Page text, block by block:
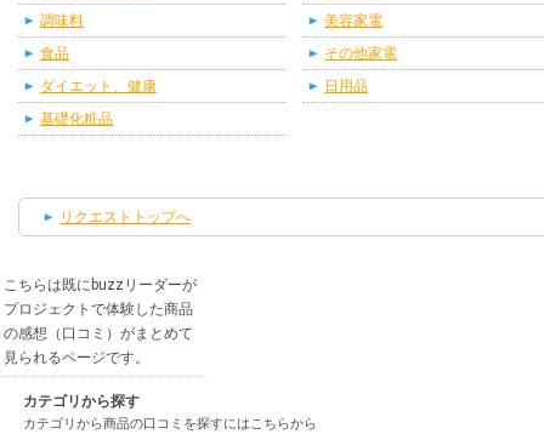
調味料
食品
ダイエット、健康
基礎化粧品
美容家電
その他家電
日用品
リクエストトップへ
こちらは既にbuzzリーダーが
プロジェクトで体験した商品
の感想（口コミ）がまとめて
見られるページです。
カテゴリから探す
カテゴリから商品の口コミを探すにはこちらから